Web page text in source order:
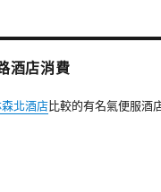
酒店消費
北酒店比較的有名氣便服酒